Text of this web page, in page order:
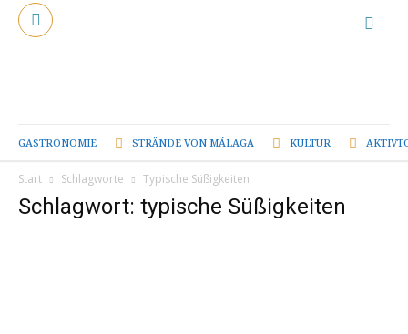
GASTRONOMIE STRÄNDE VON MÁLAGA KULTUR
Start Schlagworte Typische Süßigkeiten
Schlagwort: typische Süßigkeiten